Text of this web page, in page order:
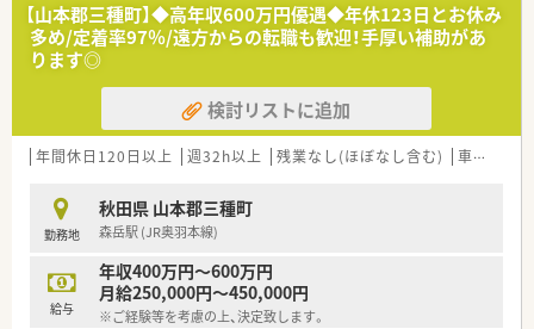
【山本郡三種町】◆高年収600万円優遇◆年休123日とお休み
多め/定着率97％/遠方からの転職も歓迎！手厚い補助があ
ります◎
検討リストに追加
年間休日120日以上 週32h以上 残業なし(ほぼなし含む) 車通勤可
勤務地
秋田県 山本郡三種町
森岳駅 (JR奥羽本線)
給与
年収400万円～600万円
月給250,000円～450,000円
※ご経験等を考慮の上、決定致します。